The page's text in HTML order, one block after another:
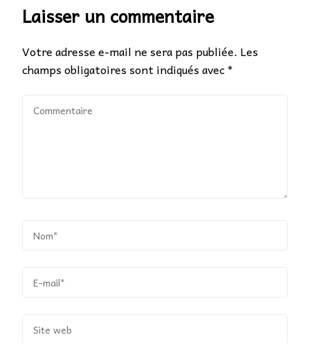
Laisser un commentaire
Votre adresse e-mail ne sera pas publiée. Les
champs obligatoires sont indiqués avec*